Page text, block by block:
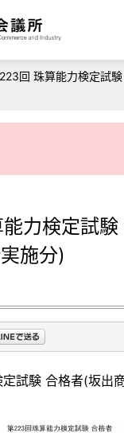
回 珠算能力検定試
力検定試験
施分)
試験 合格者(坂出